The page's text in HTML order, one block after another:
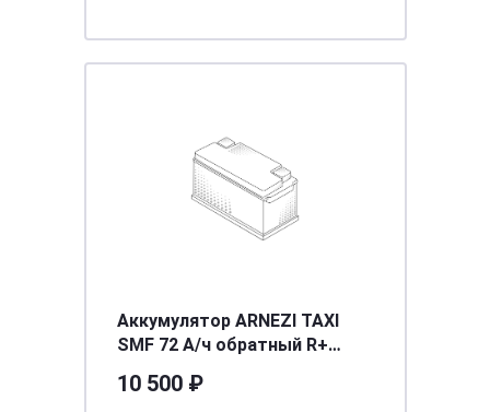
Аккумулятор ARNEZI TAXI
SMF 72 А/ч обратный R+
10 500 ₽